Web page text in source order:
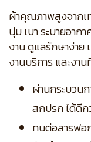
ผ้าคุณภาพสูงจากเ
นุ่ม เบา ระบายอาก
งาน ดูแลรักษาง่าย
งานบริการ และงา
ผ่านกระบวน
สกปรก ได้ดีก
ทนต่อสารฟอ